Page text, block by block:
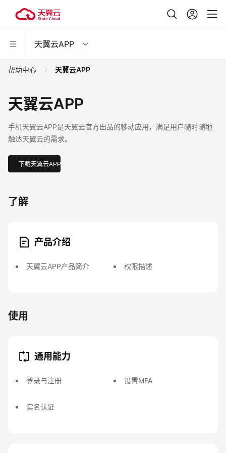
天翼云APP
帮助中心 天翼云APP
天翼云APP
手机天翼云APP是天翼云官方出品的移动应用，满足用户随时随地
触达天翼云的需求。
下载天翼云APP
了解
产品介绍
天翼云APP产品简介 权限描述
使用
通用能力
登录与注册 设置MFA
实名认证